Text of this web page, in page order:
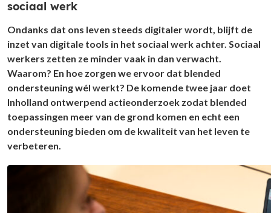
sociaal werk
Ondanks dat ons leven steeds digitaler wordt, blijft de
inzet van digitale tools in het sociaal werk achter. Sociaal
werkers zetten ze minder vaak in dan verwacht.
Waarom? En hoe zorgen we ervoor dat blended
ondersteuning wél werkt? De komende twee jaar doet
Inholland ontwerpend actieonderzoek zodat blended
toepassingen meer van de grond komen en echt een
ondersteuning bieden om de kwaliteit van het leven te
verbeteren.